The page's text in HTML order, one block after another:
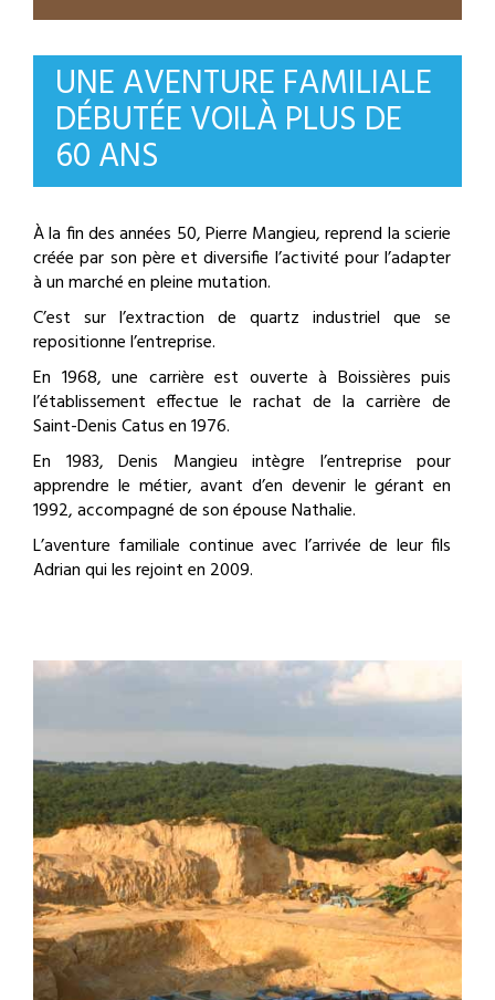
UNE AVENTURE FAMILIALE
DÉBUTÉE VOILÀ PLUS DE
60 ANS
À la fin des années 50, Pierre Mangieu, reprend la scierie
créée par son père et diversifie l’activité pour l’adapter
à un marché en pleine mutation.
C’est sur l’extraction de quartz industriel que se
repositionne l’entreprise.
En 1968, une carrière est ouverte à Boissières puis
l’établissement effectue le rachat de la carrière de
Saint-Denis Catus en 1976.
En 1983, Denis Mangieu intègre l’entreprise pour
apprendre le métier, avant d’en devenir le gérant en
1992, accompagné de son épouse Nathalie.
L’aventure familiale continue avec l’arrivée de leur fils
Adrian qui les rejoint en 2009.